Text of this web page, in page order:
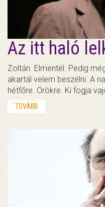
Az itt haló
Zoltán. Elmentél. Pedig
akartál velem beszélni. A
hétfőre. Örökre. Ki fogja
TOVÁBB